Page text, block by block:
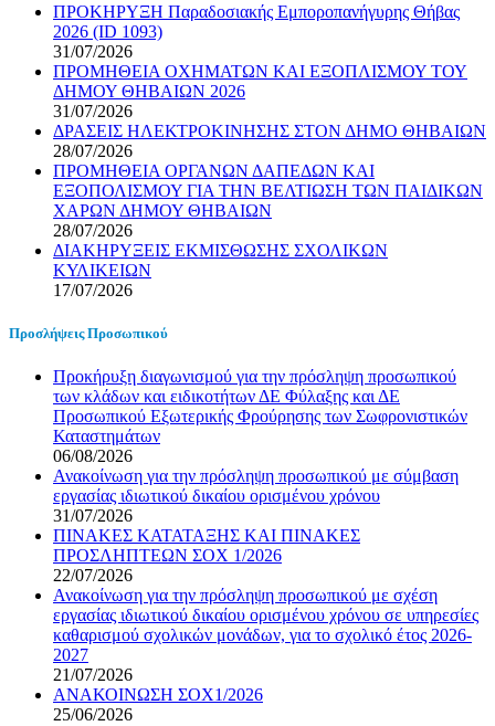
ΠΡΟΚΗΡΥΞΗ Παραδοσιακής Εμποροπανήγυρης Θήβας
2026 (ID 1093)
31/07/2026
ΠΡΟΜΗΘΕΙΑ ΟΧΗΜΑΤΩΝ ΚΑΙ ΕΞΟΠΛΙΣΜΟΥ ΤΟΥ
ΔΗΜΟΥ ΘΗΒΑΙΩΝ 2026
31/07/2026
ΔΡΑΣΕΙΣ ΗΛΕΚΤΡΟΚΙΝΗΣΗΣ ΣΤΟΝ ΔΗΜΟ ΘΗΒΑΙΩΝ
28/07/2026
ΠΡΟΜΗΘΕΙΑ ΟΡΓΑΝΩΝ ΔΑΠΕΔΩΝ ΚΑΙ
ΕΞΟΠΟΛΙΣΜΟΥ ΓΙΑ ΤΗΝ ΒΕΛΤΙΩΣΗ ΤΩΝ ΠΑΙΔΙΚΩΝ
ΧΑΡΩΝ ΔΗΜΟΥ ΘΗΒΑΙΩΝ
28/07/2026
ΔΙΑΚΗΡΥΞΕΙΣ ΕΚΜΙΣΘΩΣΗΣ ΣΧΟΛΙΚΩΝ
ΚΥΛΙΚΕΙΩΝ
17/07/2026
Προσλήψεις Προσωπικού
Προκήρυξη διαγωνισμού για την πρόσληψη προσωπικού
των κλάδων και ειδικοτήτων ΔΕ Φύλαξης και ΔΕ
Προσωπικού Εξωτερικής Φρούρησης των Σωφρονιστικών
Καταστημάτων
06/08/2026
Ανακοίνωση για την πρόσληψη προσωπικού με σύμβαση
εργασίας ιδιωτικού δικαίου ορισμένου χρόνου
31/07/2026
ΠΙΝΑΚΕΣ ΚΑΤΑΤΑΞΗΣ ΚΑΙ ΠΙΝΑΚΕΣ
ΠΡΟΣΛΗΠΤΕΩΝ ΣΟΧ 1/2026
22/07/2026
Ανακοίνωση για την πρόσληψη προσωπικού με σχέση
εργασίας ιδιωτικού δικαίου ορισμένου χρόνου σε υπηρεσίες
καθαρισμού σχολικών μονάδων, για το σχολικό έτος 2026-
2027
21/07/2026
ΑΝΑΚΟΙΝΩΣΗ ΣΟΧ1/2026
25/06/2026